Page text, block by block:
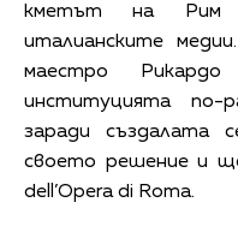
кметът на Рим
италианските
маестро
институцията по-
заради създалата
своето решение и
dell’Opera di Roma.